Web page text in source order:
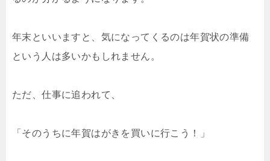
年末といいますと、気になってくるのは年賀状の準備
という人は多いかもしれません。
ただ、仕事に追われて、
「そのうちに年賀はがきを買いに行こう！」